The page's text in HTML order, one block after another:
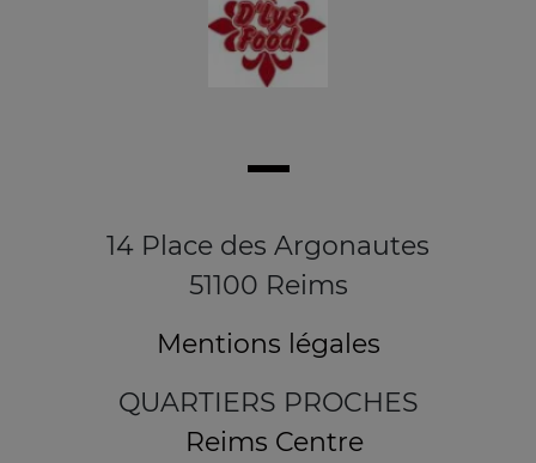
14 Place des Argonautes
51100 Reims
Mentions légales
QUARTIERS PROCHES
Reims Centre